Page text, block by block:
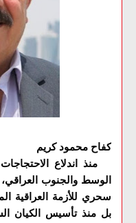
كفاح محمود كريم
منذ اندلاع
الوسط والجنوب العراقي،
سحري للأزمة العراقية
بل منذ تأسيس الكيان